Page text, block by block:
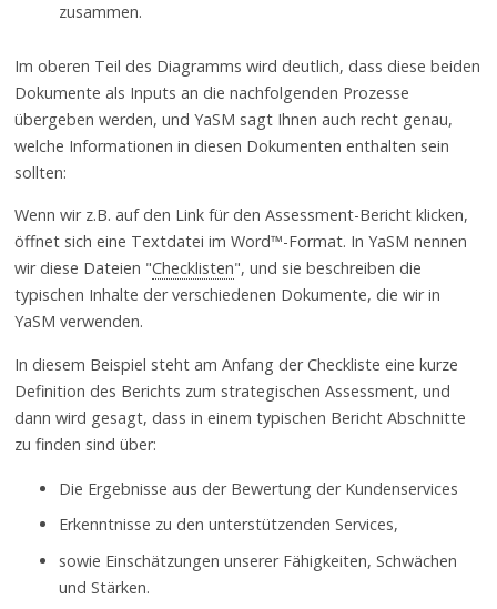
zusammen.
Im oberen Teil des Diagramms wird deutlich, dass diese beiden
Dokumente als Inputs an die nachfolgenden Prozesse
übergeben werden, und YaSM sagt Ihnen auch recht genau,
welche Informationen in diesen Dokumenten enthalten sein
sollten:
Wenn wir z.B. auf den Link für den Assessment-Bericht klicken,
öffnet sich eine Textdatei im Word™-Format. In YaSM nennen
wir diese Dateien "Checklisten", und sie beschreiben die
typischen Inhalte der verschiedenen Dokumente, die wir in
YaSM verwenden.
In diesem Beispiel steht am Anfang der Checkliste eine kurze
Definition des Berichts zum strategischen Assessment, und
dann wird gesagt, dass in einem typischen Bericht Abschnitte
zu finden sind über:
Die Ergebnisse aus der Bewertung der Kundenservices
Erkenntnisse zu den unterstützenden Services,
sowie Einschätzungen unserer Fähigkeiten, Schwächen
und Stärken.